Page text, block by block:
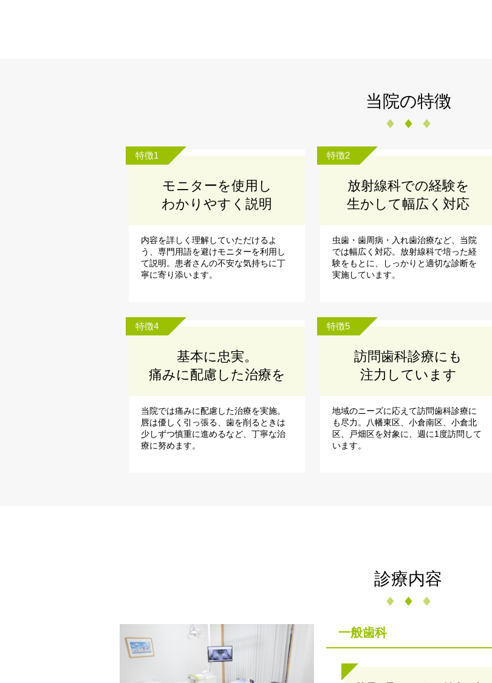
当院の特徴
特徴1
モニターを使用し
わかりやすく説明
内容を詳しく理解していただけるよ
う、専門用語を避けモニターを利用し
て説明。患者さんの不安な気持ちに丁
寧に寄り添います。
特徴2
放射線科での経験を
生かして幅広く対応
虫歯・歯周病・入れ歯治療など、当院
では幅広く対応。放射線科で培った経
験をもとに、しっかりと適切な診断を
実施しています。
特徴4
基本に忠実。
痛みに配慮した治療を
当院では痛みに配慮した治療を実施。
唇は優しく引っ張る、歯を削るときは
少しずつ慎重に進めるなど、丁寧な治
療に努めます。
特徴5
訪問歯科診療にも
注力しています
地域のニーズに応えて訪問歯科診療に
も尽力。八幡東区、小倉南区、小倉北
区、戸畑区を対象に、週に1度訪問して
います。
診療内容
一般歯科